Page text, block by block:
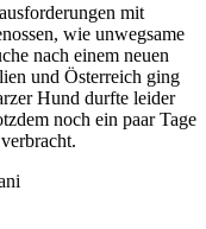
mit
wie unwegsame
nach einem neuen
und Österreich ging
Hund durfte leider
noch ein paar Tage